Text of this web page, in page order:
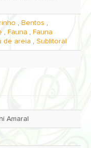
, Bentos ,
, Fauna , Fauna
de areia , Sublitoral
Amaral